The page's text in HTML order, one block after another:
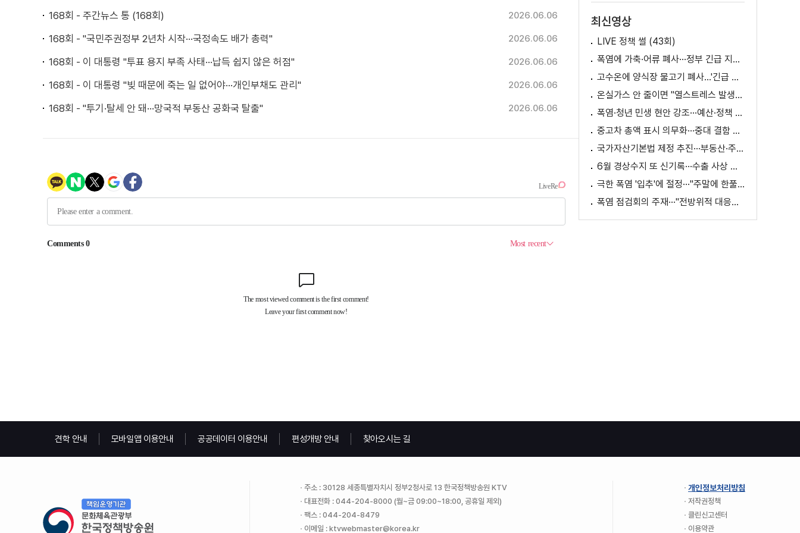
168회 - 주간뉴스 통 (168회) 2026.06.06
168회 - "국민주권정부 2년차 시작···국정속도 배가 총력" 2026.06.06
168회 - 이 대통령 "투표 용지 부족 사태···납득 쉽지 않은 허점" 2026.06.06
168회 - 이 대통령 "빚 때문에 죽는 일 없어야···개인부채도 관리" 2026.06.06
168회 - "투기·탈세 안 돼···망국적 부동산 공화국 탈출" 2026.06.06
최신영상
LIVE 정책 썰 (43회)
폭염에 가축·어류 폐사···정부 긴급 지원책 마련
고수온에 양식장 물고기 폐사...'긴급 방류' 지원
온실가스 안 줄이면 "열스트레스 발생일 29배 증가"
폭염·청년 민생 현안 강조···예산·정책 방향 제시
중고차 총액 표시 의무화···중대 결함 시 '계약 해제'
국가자산기본법 제정 추진···부동산·주식 등 통합 관리
6월 경상수지 또 신기록···수출 사상 첫 1천억 달러
극한 폭염 '입추'에 절정···"주말에 한풀 꺾인다"
폭염 점검회의 주재···"전방위적 대응체계 가동"
견학 안내 모바일앱 이용안내 공공데이터 이용안내 편성개방 안내 찾아오시는 길
주소 : 30128 세종특별자치시 정부2청사로 13 한국정책방송원 KTV
대표전화 : 044-204-8000 (월~금 09:00~18:00, 공휴일 제외)
팩스 : 044-204-8479
이메일 : ktvwebmaster@korea.kr
개인정보처리방침
저작권정책
클린신고센터
이용약관